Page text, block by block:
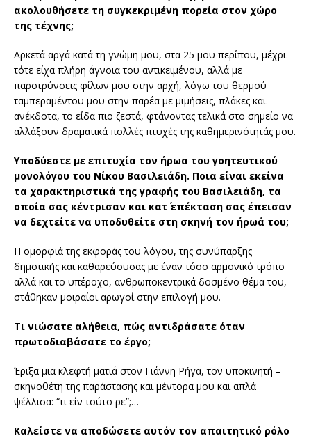
ακολουθήσετε τη συγκεκριμένη πορεία στον χώρο
της τέχνης;
Αρκετά αργά κατά τη γνώμη μου, στα 25 μου περίπου, μέχρι
τότε είχα πλήρη άγνοια του αντικειμένου, αλλά με
παροτρύνσεις φίλων μου στην αρχή, λόγω του θερμού
ταμπεραμέντου μου στην παρέα με μιμήσεις, πλάκες και
ανέκδοτα, το είδα πιο ζεστά, φτάνοντας τελικά στο σημείο να
αλλάξουν δραματικά πολλές πτυχές της καθημερινότητάς μου.
Υποδύεστε με επιτυχία τον ήρωα του γοητευτικού
μονολόγου του Νίκου Βασιλειάδη. Ποια είναι εκείνα
τα χαρακτηριστικά της γραφής του Βασιλειάδη, τα
οποία σας κέντρισαν και κατ΄ επέκταση σας έπεισαν
να δεχτείτε να υποδυθείτε στη σκηνή τον ήρωά του;
Η ομορφιά της εκφοράς του λόγου, της συνύπαρξης
δημοτικής και καθαρεύουσας με έναν τόσο αρμονικό τρόπο
αλλά και το υπέροχο, ανθρωποκεντρικά δοσμένο θέμα του,
στάθηκαν μοιραίοι αρωγοί στην επιλογή μου.
Τι νιώσατε αλήθεια, πώς αντιδράσατε όταν
πρωτοδιαβάσατε το έργο;
Έριξα μια κλεφτή ματιά στον Γιάννη Ρήγα, τον υποκινητή –
σκηνοθέτη της παράστασης και μέντορα μου και απλά
ψέλλισα: “τι είν τούτο ρε”;…
Καλείστε να αποδώσετε αυτόν τον απαιτητικό ρόλο